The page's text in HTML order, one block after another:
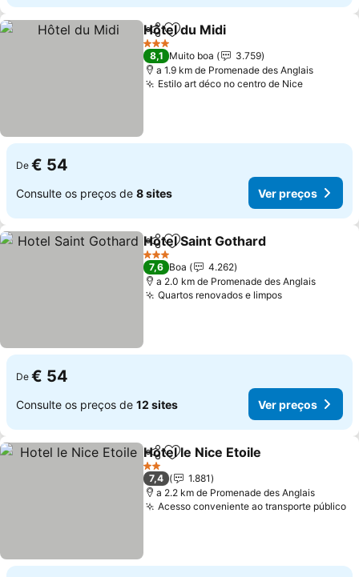
PartilharAdicionar aos favoritos
Hôtel du Midi
3 Estrelas
8,1 Muito boa
3.759
a 1.9 km de Promenade des Anglais
Estilo art déco no centro de Nice
De € 54
Consulte os preços de 8 sites Ver preços
PartilharAdicionar aos favoritos
Hotel Saint Gothard
3 Estrelas
7,6 Boa
4.262
a 2.0 km de Promenade des Anglais
Quartos renovados e limpos
De € 54
Consulte os preços de 12 sites Ver preços
PartilharAdicionar aos favoritos
Hotel le Nice Etoile
2 Estrelas
7,4
1.881
a 2.2 km de Promenade des Anglais
Acesso conveniente ao transporte público